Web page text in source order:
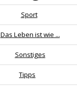
Sport
Das Leben ist wie ...
Sonstiges
Tipps